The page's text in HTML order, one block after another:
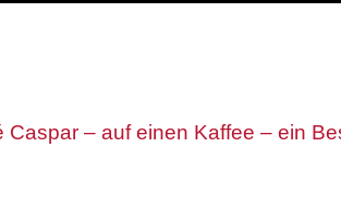
– auf einen Kaffee – ein